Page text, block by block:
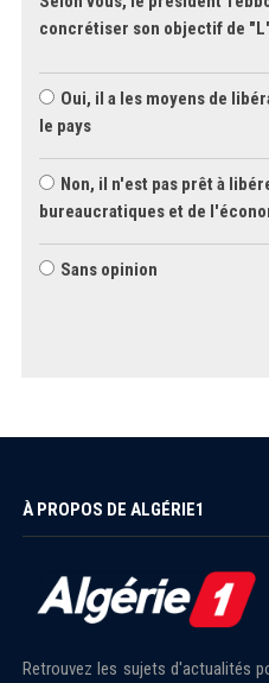
concrétiser son objectif de
Oui, il a les moyens de
le pays
Non, il n'est pas prêt à
bureaucratiques et de
Sans opinion
À PROPOS DE ALGÉRIE1
Retrouvez les sujets d'actualités